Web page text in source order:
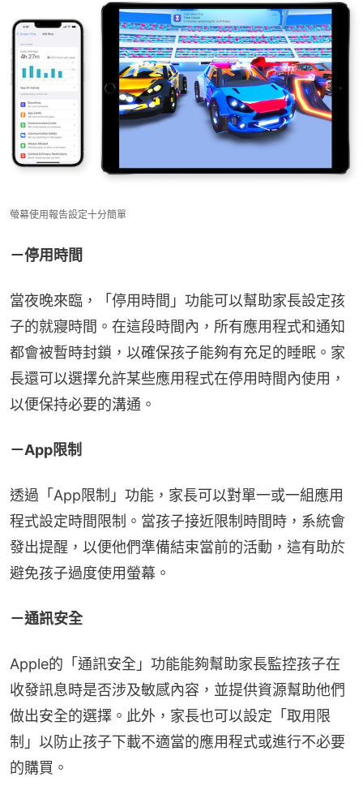
螢幕使用報告設定十分簡單
－停用時間
當夜晚來臨，「停用時間」功能可以幫助家長設定孩
子的就寢時間。在這段時間內，所有應用程式和通知
都會被暫時封鎖，以確保孩子能夠有充足的睡眠。家
長還可以選擇允許某些應用程式在停用時間內使用，
以便保持必要的溝通。
－App限制
透過「App限制」功能，家長可以對單一或一組應用
程式設定時間限制。當孩子接近限制時間時，系統會
發出提醒，以便他們準備結束當前的活動，這有助於
避免孩子過度使用螢幕。
－通訊安全
Apple的「通訊安全」功能能夠幫助家長監控孩子在
收發訊息時是否涉及敏感內容，並提供資源幫助他們
做出安全的選擇。此外，家長也可以設定「取用限
制」以防止孩子下載不適當的應用程式或進行不必要
的購買。